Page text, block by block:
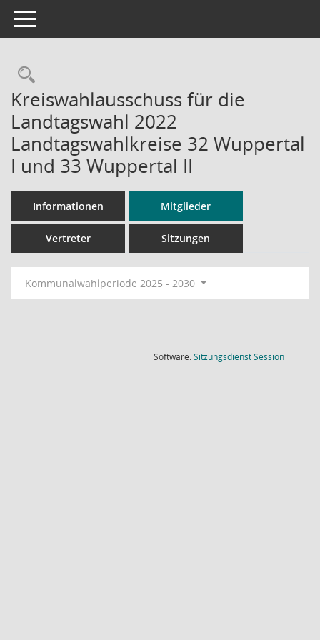
Toggle navigation
Rechercheauswahl
Kreiswahlausschuss für die
Landtagswahl 2022
Landtagswahlkreise 32 Wuppertal
I und 33 Wuppertal II
Informationen Mitglieder
Vertreter Sitzungen
Kommunalwahlperiode 2025 - 2030
Software:SitzungsdienstSession(Wird in